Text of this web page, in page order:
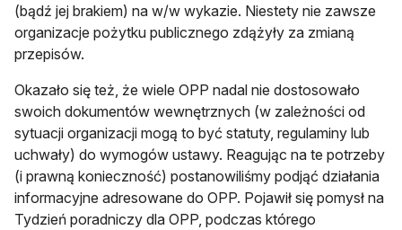
(bądź jej brakiem) na w/w wykazie. Niestety nie zawsze
organizacje pożytku publicznego zdążyły za zmianą
przepisów.
Okazało się też, że wiele OPP nadal nie dostosowało
swoich dokumentów wewnętrznych (w zależności od
sytuacji organizacji mogą to być statuty, regulaminy lub
uchwały) do wymogów ustawy. Reagując na te potrzeby
(i prawną konieczność) postanowiliśmy podjąć działania
informacyjne adresowane do OPP. Pojawił się pomysł na
Tydzień poradniczy dla OPP, podczas którego